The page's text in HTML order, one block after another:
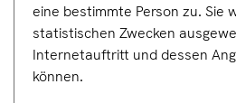
eine bestimmte Person zu. Sie
statistischen Zwecken
Internetauftritt und dessen
können.